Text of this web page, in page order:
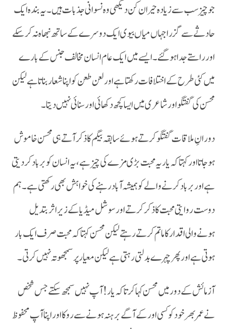
جو چیز سب سے زیادہ حیران کن دیکھی وہ نسوانی جذبات ہیں۔ یہ بندہ ایک
حادثے سے گزرا جہاں میاں بیوی ایک دوسرے کے ساتھ نبھاہ نہ کرسکے
اور راستے جدا ہوگئے ۔ایسے میں ایک عام انسان مخالف جنس کے بارے
میں کئی طرح کے اختلافات رکھتا ہے اور لعن طعن کو اپنا شعار بناتا ہے لیکن
محسن کی گفتگو اور شاعری میں ایسا کچھ دکھائی اور سنائی نہیں دیتا۔
ہو جاتا اور کہتا کہ یار یہ محبت بڑی مزے کی چیز ہے، یہ انسان کو برباد کر دیتی
ہے اور برباد کرنے والے کو ہمیشہ آباد رہنے کی خواہش بھی رکھتی ہے۔ہم
دوست روایتی محبت کا ذکر کرتے اور سوشل میڈیا کے زیر اثر بتدیل
ہونے والی اقدار کا ماتم کرتے رہتےلیکن محسن کہتا کہ محبت صرف ایک بار
ہوتی ہے اور پھر چہرے بدلتی رہتی ہے لیکن معیار پر سمجھوتہ نہیں کرتی۔
آزمائش کے دور میں محسن کہا کرتا کہ یار ! آپ نہیں سمجھ سکتے جس شخص
نے عمر بھر خود کو کسی اور کے آگے برہنہ ہونے سے روکا اور اپنا آپ محفوظ